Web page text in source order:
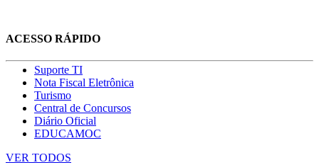
ACESSO RÁPIDO
Suporte TI
Nota Fiscal Eletrônica
Turismo
Central de Concursos
Diário Oficial
EDUCAMOC
VER TODOS